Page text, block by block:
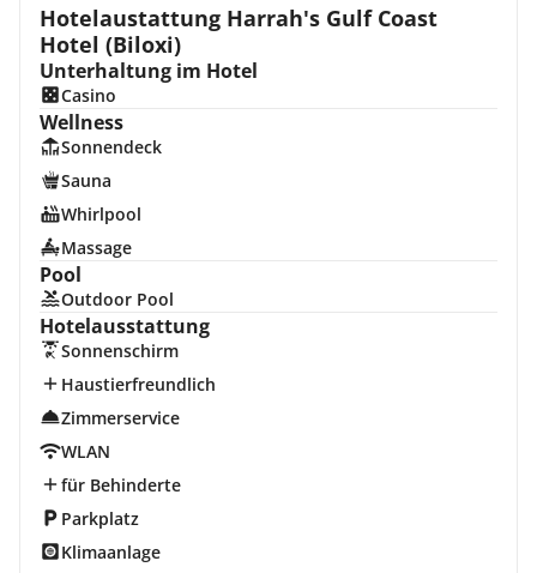
Hotelaustattung Harrah's Gulf Coast
Hotel (Biloxi)
Unterhaltung im Hotel
Casino
Wellness
Sonnendeck
Sauna
Whirlpool
Massage
Pool
Outdoor Pool
Hotelausstattung
Sonnenschirm
Haustierfreundlich
Zimmerservice
WLAN
für Behinderte
Parkplatz
Klimaanlage